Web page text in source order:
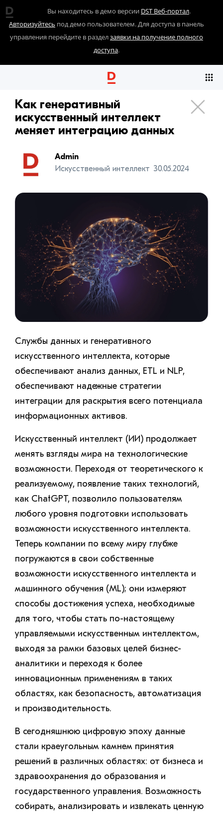
Вы находитесь в демо версии DST Веб-портал.
Авторизуйтесь под демо пользователем. Для доступа в панель
управления перейдите в разделзаявки на получение полного
доступа.
Как генеративный
искусственный интеллект
меняет интеграцию данных
Admin
Искусственный интеллект 30.05.2024
Службы данных и генеративного
искусственного интеллекта, которые
обеспечивают анализ данных, ETL и NLP,
обеспечивают надежные стратегии
интеграции для раскрытия всего потенциала
информационных активов.
Искусственный интеллект (ИИ) продолжает
менять взгляды мира на технологические
возможности. Переходя от теоретического к
реализуемому, появление таких технологий,
как ChatGPT, позволило пользователям
любого уровня подготовки использовать
возможности искусственного интеллекта.
Теперь компании по всему миру глубже
погружаются в свои собственные
возможности искусственного интеллекта и
машинного обучения (ML); они измеряют
способы достижения успеха, необходимые
для того, чтобы стать по-настоящему
управляемыми искусственным интеллектом,
выходя за рамки базовых целей бизнес-
аналитики и переходя к более
инновационным применениям в таких
областях, как безопасность, автоматизация
и производительность.
В сегодняшнюю цифровую эпоху данные
стали краеугольным камнем принятия
решений в различных областях: от бизнеса и
здравоохранения до образования и
государственного управления. Возможность
собирать, анализировать и извлекать ценную